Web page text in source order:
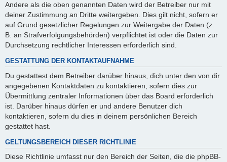
Andere als die oben genannten Daten wird der Betreiber nur mit
deiner Zustimmung an Dritte weitergeben. Dies gilt nicht, sofern er
auf Grund gesetzlicher Regelungen zur Weitergabe der Daten (z.
B. an Strafverfolgungsbehörden) verpflichtet ist oder die Daten zur
Durchsetzung rechtlicher Interessen erforderlich sind.
GESTATTUNG DER KONTAKTAUFNAHME
Du gestattest dem Betreiber darüber hinaus, dich unter den von dir
angegebenen Kontaktdaten zu kontaktieren, sofern dies zur
Übermittlung zentraler Informationen über das Board erforderlich
ist. Darüber hinaus dürfen er und andere Benutzer dich
kontaktieren, sofern du dies in deinem persönlichen Bereich
gestattet hast.
GELTUNGSBEREICH DIESER RICHTLINIE
Diese Richtlinie umfasst nur den Bereich der Seiten, die die phpBB-